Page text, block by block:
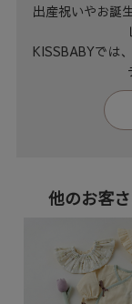
出産祝いやお誕
KISSBABYでは
他のお客